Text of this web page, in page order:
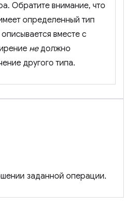
Обратите внимание, что
определенный тип
вместе с
недолжно
другого типа.
заданной операции.